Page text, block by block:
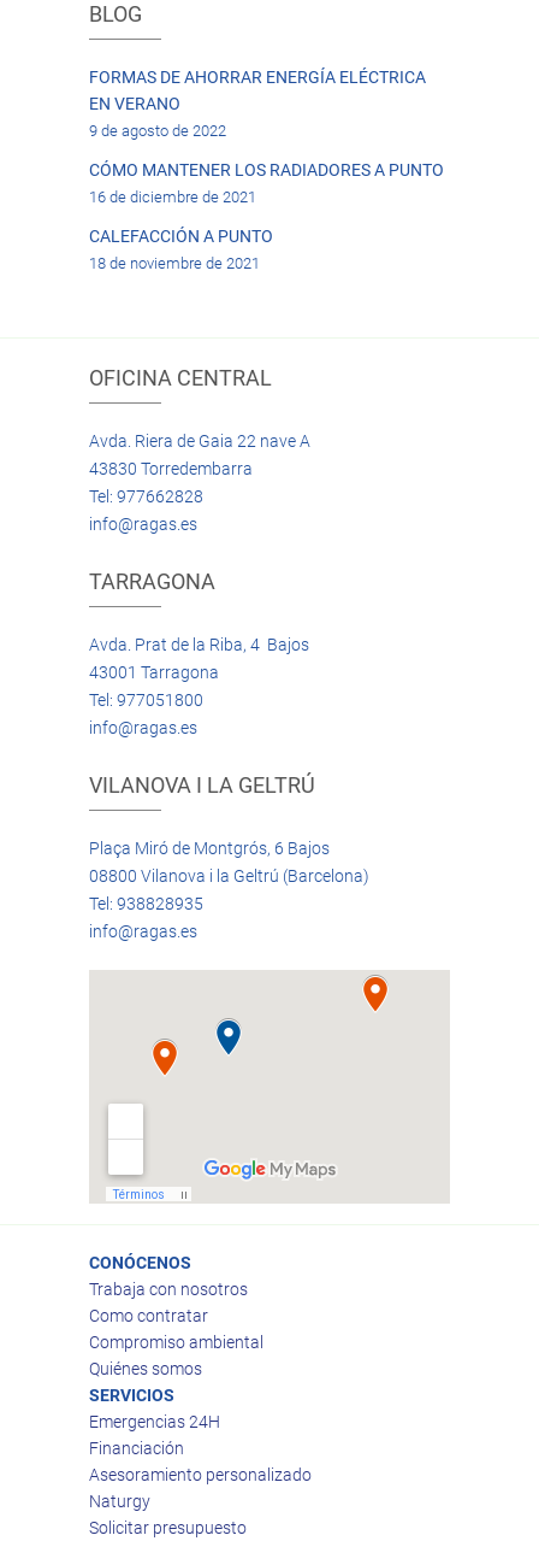
BLOG
FORMAS DE AHORRAR ENERGÍA ELÉCTRICA
EN VERANO
9 de agosto de 2022
CÓMO MANTENER LOS RADIADORES A PUNTO
16 de diciembre de 2021
CALEFACCIÓN A PUNTO
18 de noviembre de 2021
OFICINA CENTRAL
Avda. Riera de Gaia 22 nave A
43830 Torredembarra
Tel: 977662828
info@ragas.es
TARRAGONA
Avda. Prat de la Riba, 4 Bajos
43001 Tarragona
Tel: 977051800
info@ragas.es
VILANOVA I LA GELTRÚ
Plaça Miró de Montgrós, 6 Bajos
08800 Vilanova i la Geltrú (Barcelona)
Tel: 938828935
info@ragas.es
CONÓCENOS
Trabaja con nosotros
Como contratar
Compromiso ambiental
Quiénes somos
SERVICIOS
Emergencias 24H
Financiación
Asesoramiento personalizado
Naturgy
Solicitar presupuesto